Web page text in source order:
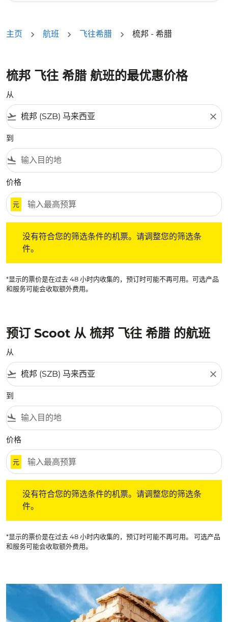
主页 航班 飞往希腊 梳邦 - 希腊
梳邦 飞往 希腊 航班的最优惠价格
从
flight_takeoff close
到
flight_land
价格
元
没有符合您的筛选条件的机票。请调整您的筛选条
件。
*显示的票价是在过去 48 小时内收集的，预订时可能不再可用。可选产品
和服务可能会收取额外费用。
预订 Scoot 从 梳邦 飞往 希腊 的航班
从
flight_takeoff close
到
flight_land
价格
元
没有符合您的筛选条件的机票。请调整您的筛选条
件。
*显示的票价是在过去 48 小时内收集的，预订时可能不再可用。 可选产品
和服务可能会收取额外费用。